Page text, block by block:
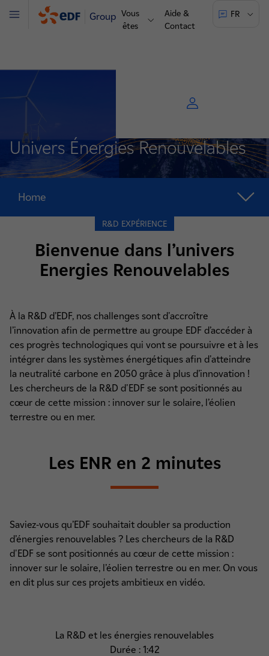
Groupe Vous
êtes
Aide &
Contact
FR
Menu
Univers Énergies Renouvelables
Home
Bienvenue dans l’univers
Energies Renouvelables
R&D EXPÉRIENCE
À la R&D d’EDF, nos challenges sont d'accroître
l’innovation afin de permettre au groupe EDF d’accéder à
ces progrès technologiques qui vont se poursuivre et à les
intégrer dans les systèmes énergétiques afin d'atteindre
la neutralité carbone en 2050 grâce à plus d’innovation !
Les chercheurs de la R&D d'EDF se sont positionnés au
cœur de cette mission : innover sur le solaire, l’éolien
terrestre ou en mer.
Les ENR en 2 minutes
Saviez-vous qu’EDF souhaitait doubler sa production
d’énergies renouvelables ? Les chercheurs de la R&D
d'EDF se sont positionnés au cœur de cette mission :
innover sur le solaire, l’éolien terrestre ou en mer. On vous
en dit plus sur ces projets ambitieux en vidéo.
La R&D et les énergies renouvelables
Durée : 1:42